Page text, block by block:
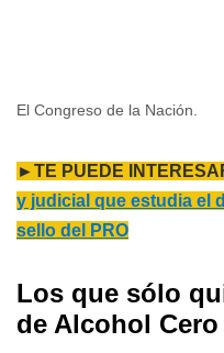
El Congreso de la Nación.
►TE PUEDE
y judicial que estudia el
sello del PRO
Los que sólo
de Alcohol Cero